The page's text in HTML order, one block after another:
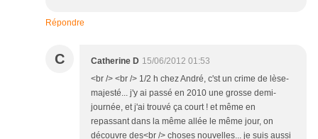
Répondre
C Catherine D 15/06/2012 01:53
<br /> <br /> 1/2 h chez André, c'st un crime de lèse-
majesté... j'y ai passé en 2010 une grosse demi-
journée, et j'ai trouvé ça court ! et même en
repassant dans la même allée le même jour, on
découvre des<br /> choses nouvelles... je suis aussi